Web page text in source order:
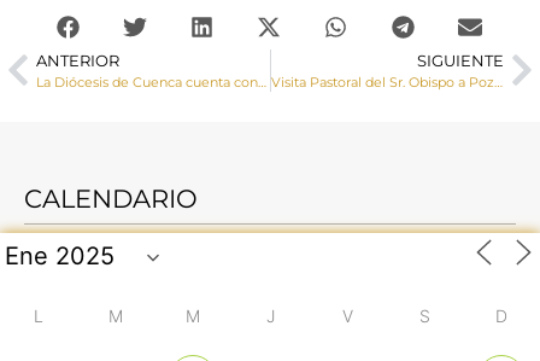
ANTERIOR SIGUIENTE
CALENDARIO
L M M J V S D